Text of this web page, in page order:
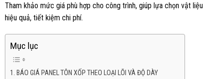
Tham khảo mức giá phù hợp cho công trình, giúp lựa chọn vật liệu
hiệu quả, tiết kiệm chi phí.
Mục lục
BÁO GIÁ PANEL TÔN XỐP THEO LOẠI LÕI VÀ ĐỘ DÀY